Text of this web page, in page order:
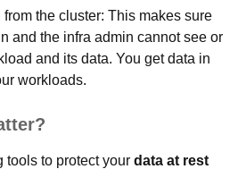
from the cluster: This makes sure
and the infra admin cannot see or
and its data. You get data in
workloads.
tools to protect your data at rest